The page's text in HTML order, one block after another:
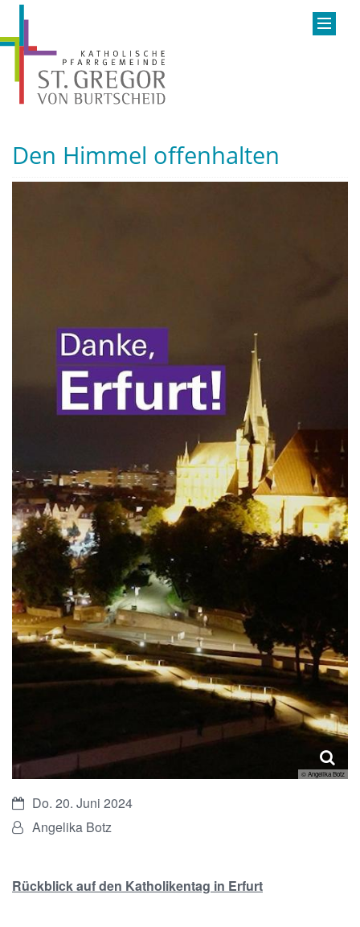
Den Himmel offenhalten
© Angelika Botz
Datum:Do. 20. Juni 2024
Von:Angelika Botz
Rückblick auf den Katholikentag in Erfurt